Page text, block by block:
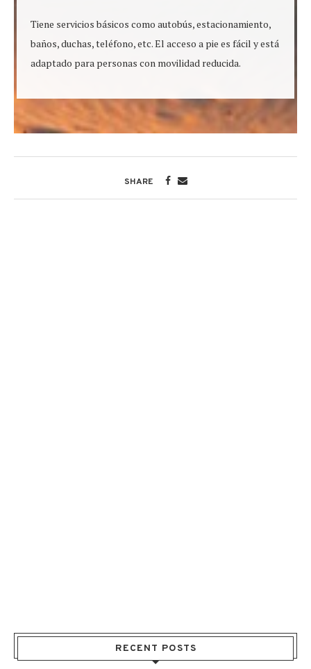
Tiene servicios básicos como autobús, estacionamiento,
baños, duchas, teléfono, etc. El acceso a pie es fácil y está
adaptado para personas con movilidad reducida.
SHARE
RECENT POSTS